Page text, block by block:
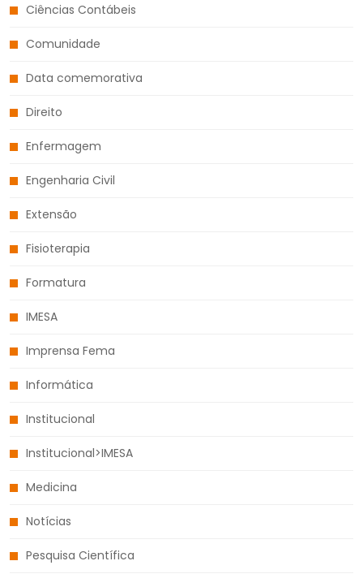
Ciências Contábeis
Comunidade
Data comemorativa
Direito
Enfermagem
Engenharia Civil
Extensão
Fisioterapia
Formatura
IMESA
Imprensa Fema
Informática
Institucional
Institucional>IMESA
Medicina
Notícias
Pesquisa Científica